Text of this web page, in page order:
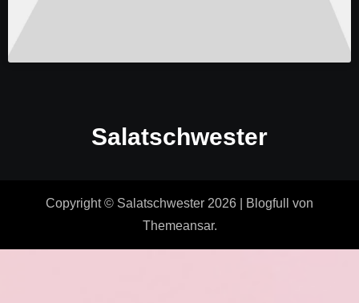
Salatschwester
Copyright © Salatschwester 2026 Blogfull
von
Themeansar.